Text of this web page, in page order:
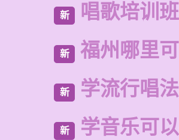
新 唱歌培训
新 福州哪里
新 学流行唱
新 学音乐可